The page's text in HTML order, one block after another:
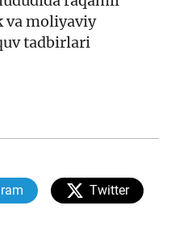
va moliyaviy
tadbirlari
Twitter